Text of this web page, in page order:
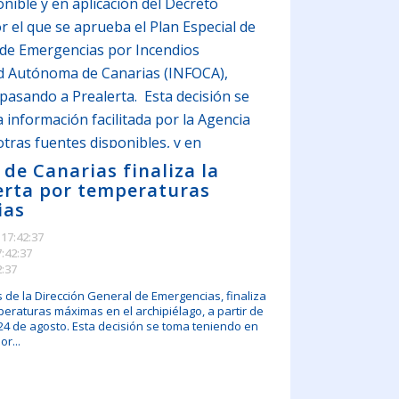
el que se aprueba el Plan Especial de
Emergencias por Incendios
de Canarias (INFOCA),
a Prealerta. Esta decisión se
facilitada por la Agencia
fuentes disponibles, y en
Protección Civil y Atención de
de la Comunidad Autónoma
de Canarias finaliza la
por temperaturas
la Dirección General de Emergencias, finaliza
máximas en el archipiélago, a partir de
de agosto. Esta decisión se toma teniendo en